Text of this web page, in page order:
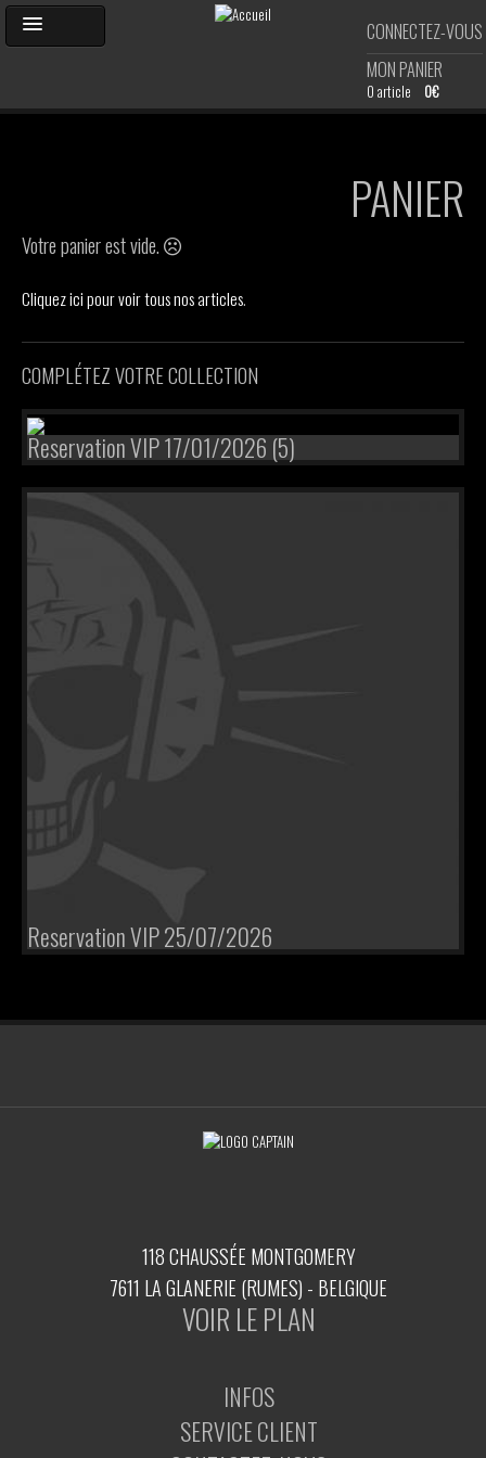
Aller
au
contenu
CONNECTEZ-VOUS
MON PANIER
0 article 0€
SHOP
DJ'S
CARTE DE MEMBRE
PANIER
Votre panier est vide.
Cliquez ici pour voir tous nos articles.
COMPLÉTEZ VOTRE COLLECTION
Reservation VIP 17/01/2026 (5)
Reservation VIP 25/07/2026
118 CHAUSSÉE MONTGOMERY
7611 LA GLANERIE (RUMES) - BELGIQUE
VOIR LE PLAN
INFOS
SERVICE CLIENT